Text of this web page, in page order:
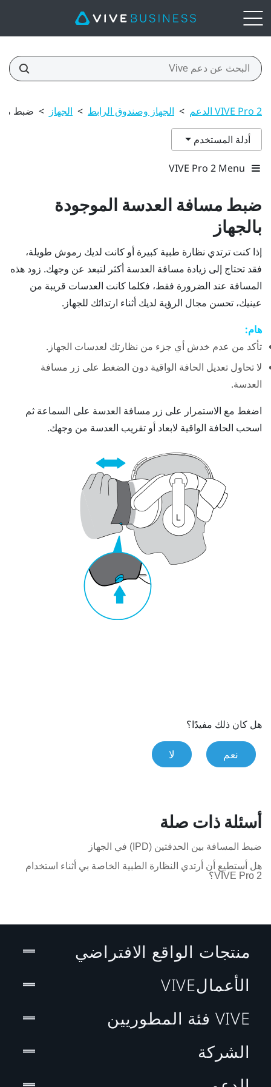
VIVE Pro 2 الدعم > الجهاز وصندوق الرابط > الجهاز > ضبط
أدلة المستخدم
VIVE Pro 2 Menu
ضبط مسافة العدسة الموجودة
بالجهاز
إذا كنت ترتدي نظارة طبية كبيرة أو كانت لديك رموش طويلة،
فقد تحتاج إلى زيادة مسافة العدسة أكثر لتبعد عن وجهك. زود هذه
المسافة عند الضرورة فقط، فكلما كانت العدسات قريبة من
عينيك، تحسن مجال الرؤية لديك أثناء ارتدائك للجهاز.
هام:
تأكد من عدم خدش أي جزء من نظارتك لعدسات الجهاز.
لا تحاول تعديل الحافة الواقية دون الضغط على زر مسافة
العدسة.
اضغط مع الاستمرار على زر مسافة العدسة على السماعة ثم
اسحب الحافة الواقية لابعاد أو تقريب العدسة من وجهك.
هل كان ذلك مفيدًا؟
نعم لا
أسئلة ذات صلة
ضبط المسافة بين الحدقتين (IPD) في الجهاز
هل أستطيع أن أرتدي النظارة الطبية الخاصة بي أثناء استخدام
VIVE Pro 2؟
منتجات الواقع الافتراضي
الأعمالVIVE
VIVE فئة المطوريين
الشركة